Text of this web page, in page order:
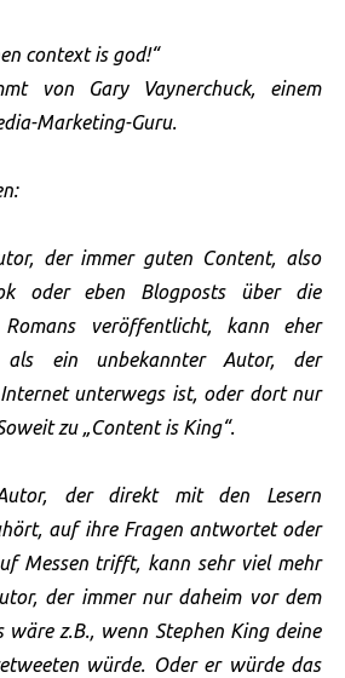
context is god!“
von Gary Vaynerchuck, einem
Marketing-Guru.
der immer guten Content, also
oder eben Blogposts über die
Romans veröffentlicht, kann eher
als ein unbekannter Autor, der
unterwegs ist, oder dort nur
zu „Content is King“.
der direkt mit den Lesern
auf ihre Fragen antwortet oder
Messen trifft, kann sehr viel mehr
der immer nur daheim vor dem
wäre z.B., wenn Stephen King deine
würde. Oder er würde das